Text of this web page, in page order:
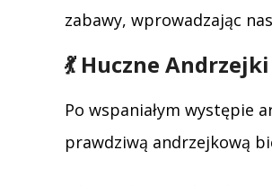
zabawy, wprowadzając
💃 Huczne
Po wspaniałym występie
prawdziwą andrzejkową